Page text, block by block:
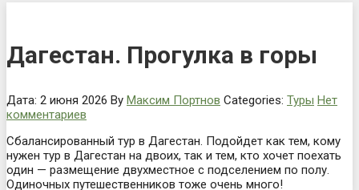
Дагестан. Прогулка в горы
Дата: 2 июня 2026 By Максим Портнов Categories: Туры Нет
комментариев
Сбалансированный тур в Дагестан. Подойдет как тем, кому
нужен тур в Дагестан на двоих, так и тем, кто хочет поехать
один — размещение двухместное с подселением по полу.
Одиночных путешественников тоже очень много!